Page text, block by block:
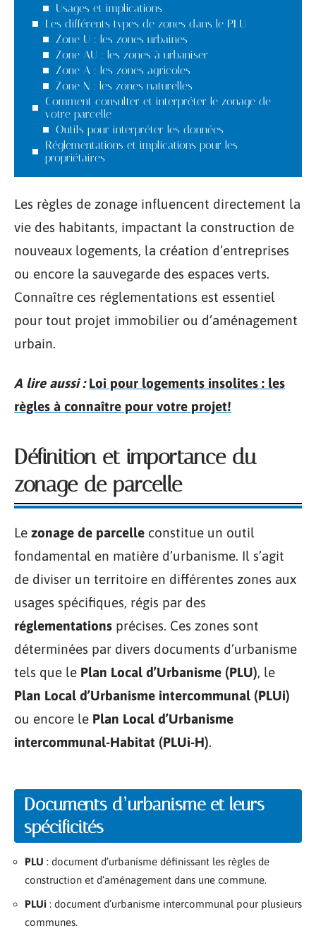
Usages et implications
Les différents types de zones dans le PLU
Zone U : les zones urbaines
Zone AU : les zones à urbaniser
Zone A : les zones agricoles
Zone N : les zones naturelles
Comment consulter et interpréter le zonage de
votre parcelle
Outils pour interpréter les données
Réglementations et implications pour les
propriétaires
Les règles de zonage influencent directement la
vie des habitants, impactant la construction de
nouveaux logements, la création d’entreprises
ou encore la sauvegarde des espaces verts.
Connaître ces réglementations est essentiel
pour tout projet immobilier ou d’aménagement
urbain.
A lire aussi : Loi pour logements insolites : les
règles à connaître pour votre projet!
Définition et importance du
zonage de parcelle
Le zonage de parcelle constitue un outil
fondamental en matière d’urbanisme. Il s’agit
de diviser un territoire en différentes zones aux
usages spécifiques, régis par des
réglementations précises. Ces zones sont
déterminées par divers documents d’urbanisme
tels que le Plan Local d’Urbanisme (PLU), le
Plan Local d’Urbanisme intercommunal (PLUi)
ou encore le Plan Local d’Urbanisme
intercommunal-Habitat (PLUi-H).
Documents d’urbanisme et leurs
spécificités
PLU : document d’urbanisme définissant les règles de
construction et d’aménagement dans une commune.
PLUi : document d’urbanisme intercommunal pour plusieurs
communes.